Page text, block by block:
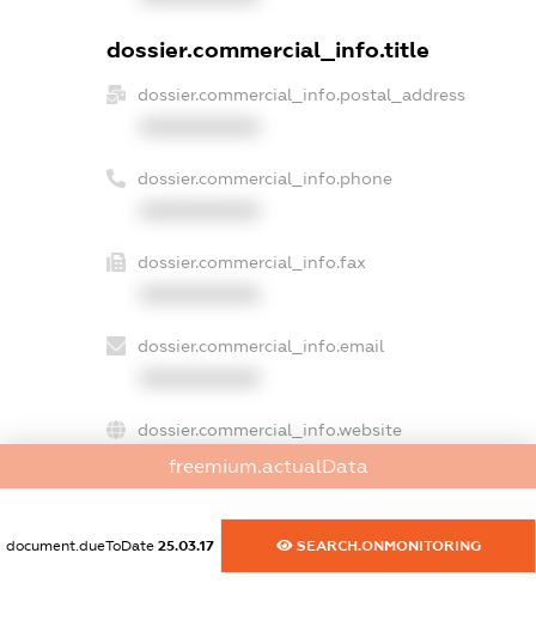
dossier.commercial_info.title
dossier.commercial_info.postal_address
dossier.commercial_info.phone
dossier.commercial_info.fax
dossier.commercial_info.email
dossier.commercial_info.website
XXXXXXXXXX
XXXXXXXXXX
freemium.actualData
document.dueToDate 25.03.17 SEARCH.ONMONITORING